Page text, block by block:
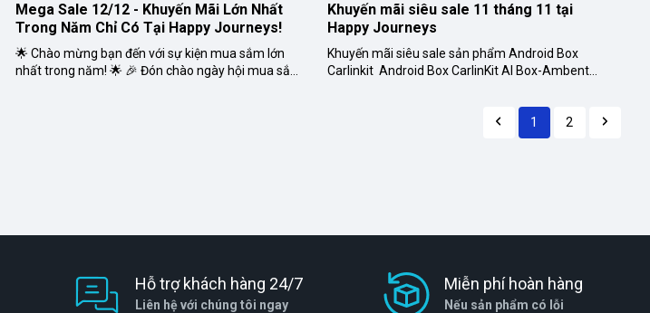
Mega Sale 12/12 - Khuyến Mãi Lớn Nhất
Trong Năm Chỉ Có Tại Happy Journeys!
🌟 Chào mừng bạn đến với sự kiện mua sắm lớn
nhất trong năm! 🌟 🎉 Đón chào ngày hội mua sắm
Khuyến mãi siêu sale 11 tháng 11 tại
Happy Journeys
Khuyến mãi siêu sale sản phẩm Android Box
Carlinkit Android Box CarlinKit AI Box-Ambent
1 2
Hỗ trợ khách hàng 24/7
Liên hệ với chúng tôi ngay
Miễn phí hoàn hàng
Nếu sản phẩm có lỗi